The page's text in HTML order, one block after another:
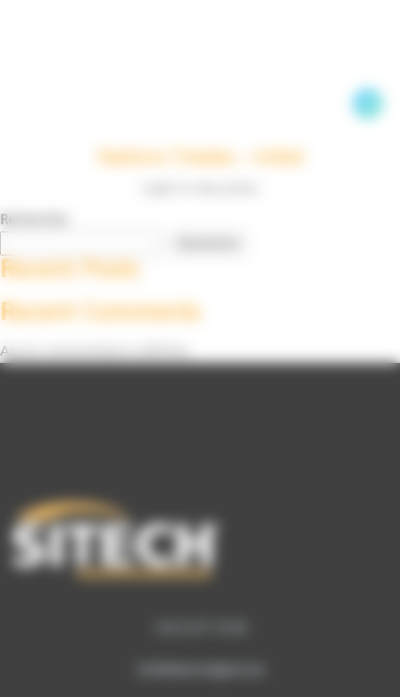
Rechercher
Recent Posts
Recent Comments
Aucun commentaire à afficher.